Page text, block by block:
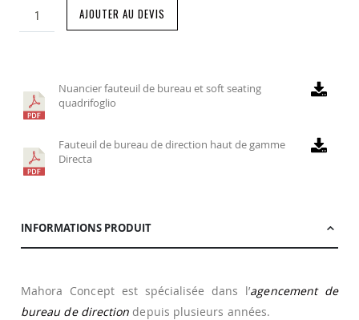
AJOUTER AU DEVIS
Nuancier fauteuil de bureau et soft seating
quadrifoglio
Fauteuil de bureau de direction haut de gamme
Directa
INFORMATIONS PRODUIT
Mahora Concept est spécialisée dans l’agencement de
bureau de direction depuis plusieurs années.